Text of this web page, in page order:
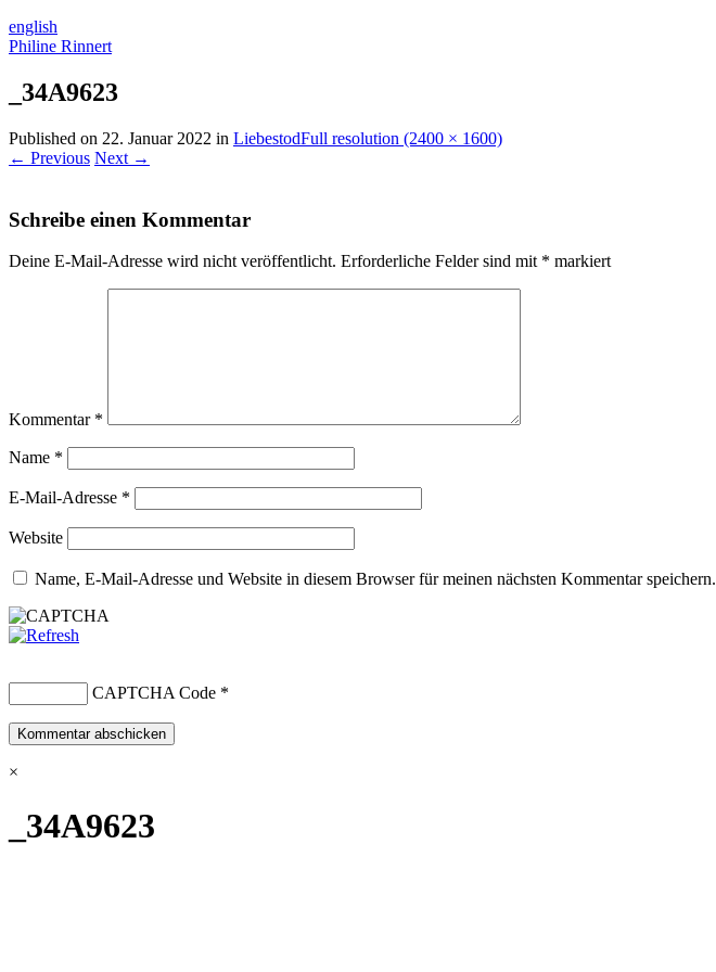
english
Philine Rinnert
_34A9623
Published on 22. Januar 2022 in LiebestodFull resolution (2400 × 1600)
← Previous Next →
Schreibe einen Kommentar
Deine E-Mail-Adresse wird nicht veröffentlicht. Erforderliche Felder sind mit * markiert
Kommentar *
Name *
E-Mail-Adresse *
Website
Name, E-Mail-Adresse und Website in diesem Browser für meinen nächsten Kommentar speichern.
CAPTCHA Code *
×
_34A9623